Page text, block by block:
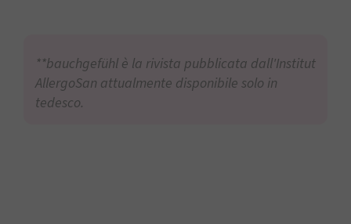
**bauchgefühl è la rivista pubblicata dall'Institut
AllergoSan attualmente disponibile solo in
tedesco.